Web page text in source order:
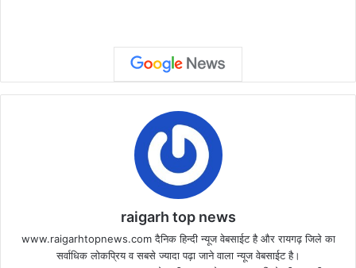
raigarh top news
www.raigarhtopnews.com दैनिक हिन्दी न्यूज वेबसाईट है और रायगढ़ जिले का
सर्वाधिक लोकप्रिय व सबसे ज्यादा पढ़ा जाने वाला न्यूज वेबसाईट है।